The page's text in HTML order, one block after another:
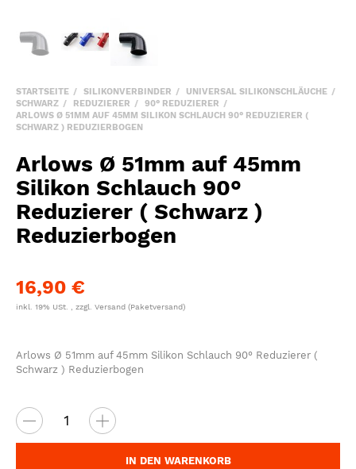
STARTSEITE SILIKONVERBINDER
UNIVERSAL SILIKONSCHLÄUCHE
SCHWARZ
REDUZIERER
90° REDUZIERER
ARLOWS Ø 51MM AUF 45MM SILIKON SCHLAUCH 90° REDUZIERER (
SCHWARZ ) REDUZIERBOGEN
Arlows Ø 51mm auf 45mm
Silikon Schlauch 90°
Reduzierer ( Schwarz )
Reduzierbogen
16,90 €
inkl. 19% USt. , zzgl. Versand (Paketversand)
Arlows Ø 51mm auf 45mm Silikon Schlauch 90° Reduzierer (
Schwarz ) Reduzierbogen
IN DEN WARENKORB